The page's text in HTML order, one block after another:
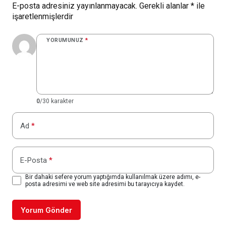
E-posta adresiniz yayınlanmayacak. Gerekli alanlar * ile
işaretlenmişlerdir
YORUMUNUZ *
0/30 karakter
Ad *
E-Posta *
Bir dahaki sefere yorum yaptığımda kullanılmak üzere adımı, e-
posta adresimi ve web site adresimi bu tarayıcıya kaydet.
Yorum Gönder